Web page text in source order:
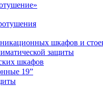
шкафов и
защиты
шкафов
19”